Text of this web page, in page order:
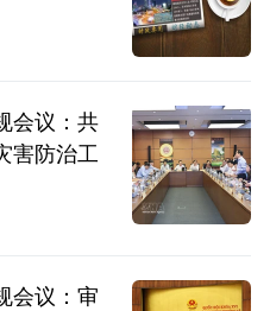
会议：共
害防治工
会议：审